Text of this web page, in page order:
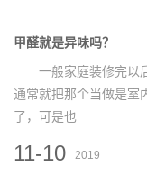
甲醛就是异味吗？
一般家庭装修完以后
通常就把那个当做是室
了，可是也
11-10 2019